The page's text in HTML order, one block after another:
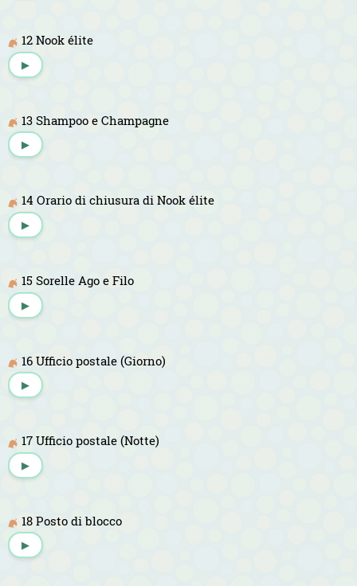
12 Nook élite
▶
13 Shampoo e Champagne
▶
14 Orario di chiusura di Nook élite
▶
15 Sorelle Ago e Filo
▶
16 Ufficio postale (Giorno)
▶
17 Ufficio postale (Notte)
▶
18 Posto di blocco
▶